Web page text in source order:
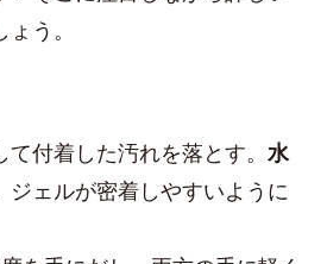
う。
付着した汚れを落とす。 水
ジェルが密着しやすいように